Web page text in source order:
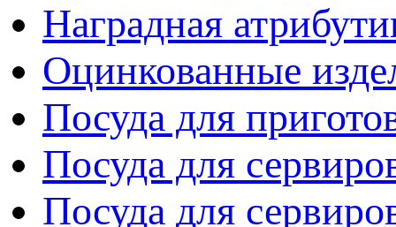
Наградная
Оцинкованные
Посуда для
Посуда для
Посуда для